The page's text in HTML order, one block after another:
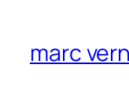
contenu
marc